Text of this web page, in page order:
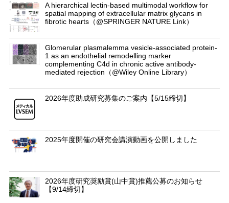
A hierarchical lectin-based multimodal workflow for
spatial mapping of extracellular matrix glycans in
fibrotic hearts（@SPRINGER NATURE Link）
Glomerular plasmalemma vesicle-associated protein-
1 as an endothelial remodelling marker
complementing C4d in chronic active antibody-
mediated rejection（@Wiley Online Library）
2026年度助成研究募集のご案内【5/15締切】
2025年度開催の研究会講演動画を公開しました
2026年度研究奨励賞(山中賞)推薦公募のお知らせ
【9/14締切】